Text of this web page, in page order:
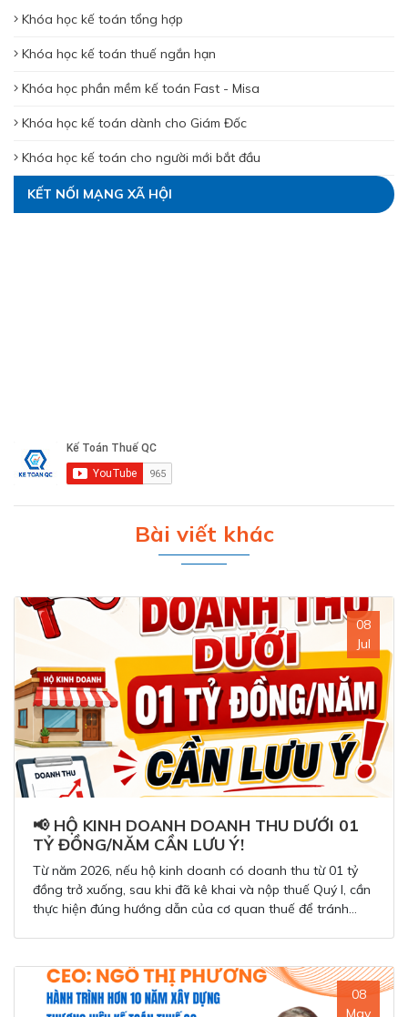
Khóa học kế toán tổng hợp
Khóa học kế toán thuế ngắn hạn
Khóa học phần mềm kế toán Fast - Misa
Khóa học kế toán dành cho Giám Đốc
Khóa học kế toán cho người mới bắt đầu
KẾT NỐI MẠNG XÃ HỘI
Bài viết khác
08
Jul
📢 HỘ KINH DOANH DOANH THU DƯỚI 01
TỶ ĐỒNG/NĂM CẦN LƯU Ý!
Từ năm 2026, nếu hộ kinh doanh có doanh thu từ 01 tỷ
đồng trở xuống, sau khi đã kê khai và nộp thuế Quý I, cần
thực hiện đúng hướng dẫn của cơ quan thuế để tránh
08
May